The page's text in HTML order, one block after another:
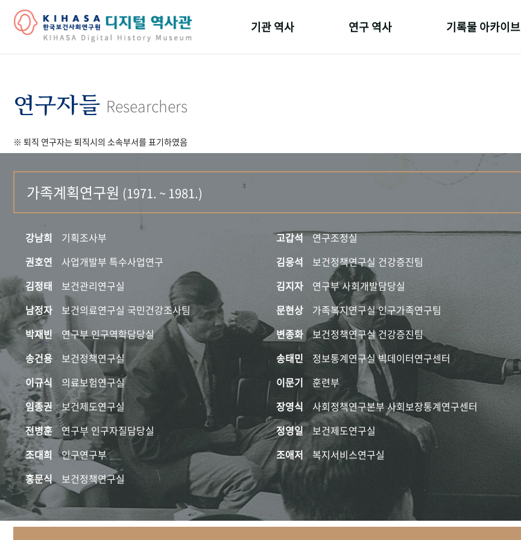
기관 역사 연구 역사 기록물 아카이브
연구자들 Researchers
※ 퇴직 연구자는 퇴직시의 소속부서를 표기하였음
가족계획연구원 (1971. ~ 1981.)
강남희 기획조사부 고갑석 연구조정실
권호연
사업개발부 특수사업연구 김응석 보건정책연구실 건강증진팀
김정태
보건관리연구실 김지자 연구부 사회개발담당실
남정자
보건의료연구실 국민건강조사팀 문현상 가족복지연구실 인구가족연구팀
박재빈
연구부 인구역학담당실 변종화 보건정책연구실 건강증진팀
송건용
보건정책연구실 송태민 정보통계연구실 빅데이터연구센터
이규식
의료보험연구실 이문기 훈련부
임종권
보건제도연구실 장영식 사회정책연구본부 사회보장통계연구센터
전병훈
연구부 인구자질담당실 정영일 보건제도연구실
조대희
인구연구부 조애저 복지서비스연구실
홍문식
보건정책연구실